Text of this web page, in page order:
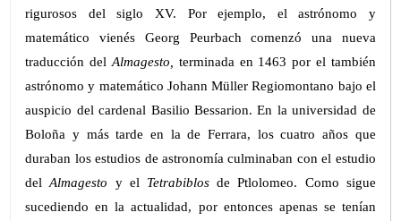
rigurosos del siglo XV. Por ejemplo, el astrónomo y
matemático vienés Georg Peurbach comenzó una nueva
traducción del Almagesto,
terminada en 1463 por el también
astrónomo y matemático Johann Müller Regiomontano bajo el
auspicio del cardenal Basilio Bessarion. En la universidad de
Boloña y más tarde en la de Ferrara, los cuatro años que
duraban los estudios de astronomía culminaban con el estudio
delAlmagesto y el Tetrabiblos de Ptlolomeo. Como sigue
sucediendo en la actualidad, por entonces apenas se tenían